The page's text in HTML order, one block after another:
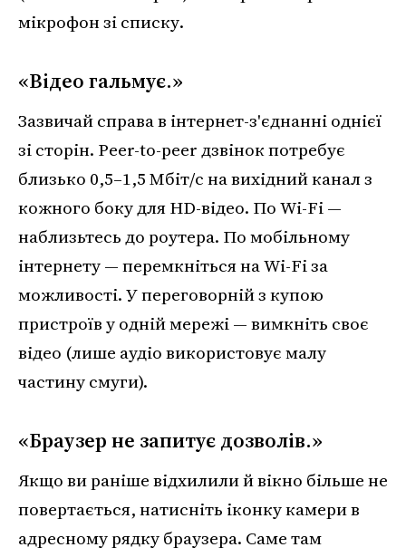
мікрофон зі списку.
«Відео гальмує.»
Зазвичай справа в інтернет-з'єднанні однієї
зі сторін. Peer-to-peer дзвінок потребує
близько 0,5–1,5 Мбіт/с на вихідний канал з
кожного боку для HD-відео. По Wi-Fi —
наблизьтесь до роутера. По мобільному
інтернету — перемкніться на Wi-Fi за
можливості. У переговорній з купою
пристроїв у одній мережі — вимкніть своє
відео (лише аудіо використовує малу
частину смуги).
«Браузер не запитує дозволів.»
Якщо ви раніше відхилили й вікно більше не
повертається, натисніть іконку камери в
адресному рядку браузера. Саме там